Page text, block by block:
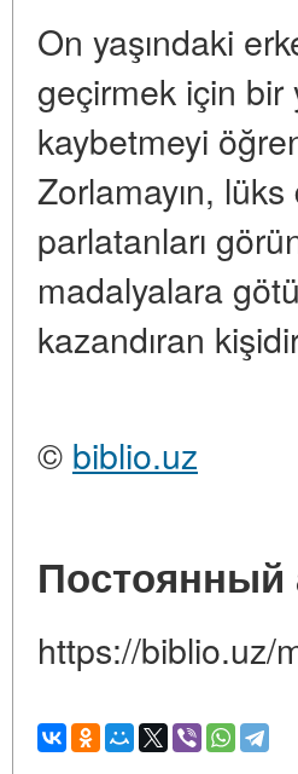
On yaşındaki
geçirmek için
kaybetmeyi
Zorlamayın,
parlatanları
madalyalara
kazandıran
© biblio.uz
Постоянный
https://biblio.uz/